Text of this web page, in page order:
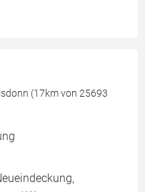
(17km von 25693